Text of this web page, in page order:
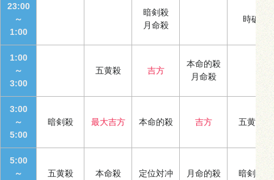
23:00
～
1:00
暗剣殺
月命殺
時破
1:00
～
3:00
五黄殺 吉方
本命的殺
月命殺
3:00
～
5:00
暗剣殺 最大吉方 本命的殺 吉方 五黄殺
5:00
～
五黄殺 本命殺 定位対冲 月命的殺 暗剣殺